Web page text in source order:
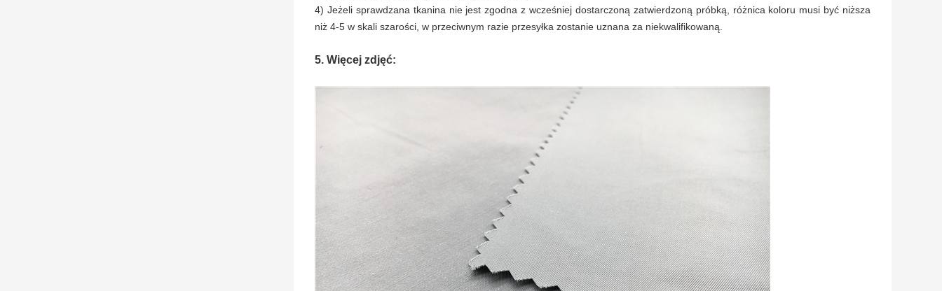
4) Jeżeli sprawdzana tkanina nie jest zgodna z wcześniej dostarczoną zatwierdzoną próbką, różnica koloru musi być niższa
niż 4-5 w skali szarości, w przeciwnym razie przesyłka zostanie uznana za niekwalifikowaną.
5. Więcej zdjęć: